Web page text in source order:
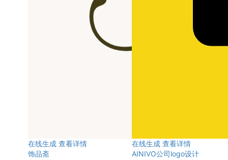
在线生成 查看详情
饰品斋
在线生成 查看详情
AINIVO公司logo设计